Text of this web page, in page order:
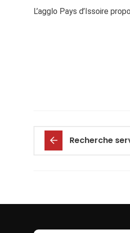
L’agglo Pays d’Issoire
Recherche